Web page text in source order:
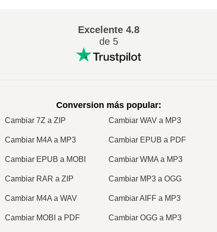
Excelente4.8
de 5
Conversion más popular:
Cambiar 7Z a ZIP Cambiar WAV a MP3
Cambiar M4A a MP3 Cambiar EPUB a PDF
Cambiar EPUB a MOBI Cambiar WMA a MP3
Cambiar RAR a ZIP Cambiar MP3 a OGG
Cambiar M4A a WAV Cambiar AIFF a MP3
Cambiar MOBI a PDF Cambiar OGG a MP3